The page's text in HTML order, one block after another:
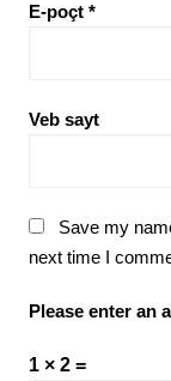
E-poçt *
Veb sayt
Save my
next time I
Please enter an
1 × 2 =